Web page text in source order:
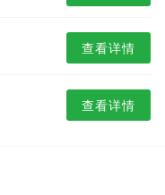
查看详情
查看详情